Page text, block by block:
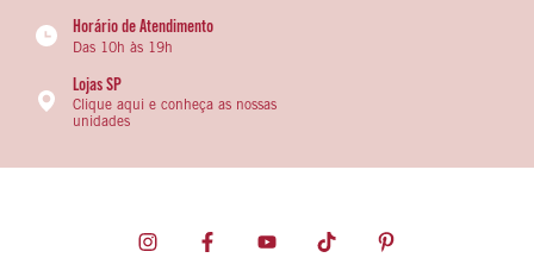
Horário de Atendimento
Das 10h às 19h
Lojas SP
Clique aqui e conheça as nossas
unidades